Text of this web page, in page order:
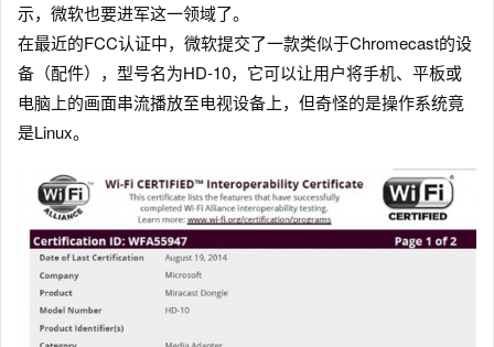
示，微软也要进军这一领域了。
在最近的FCC认证中，微软提交了一款类似于Chromecast的设
备（配件），型号名为HD-10，它可以让用户将手机、平板或
电脑上的画面串流播放至电视设备上，但奇怪的是操作系统竟
是Linux。